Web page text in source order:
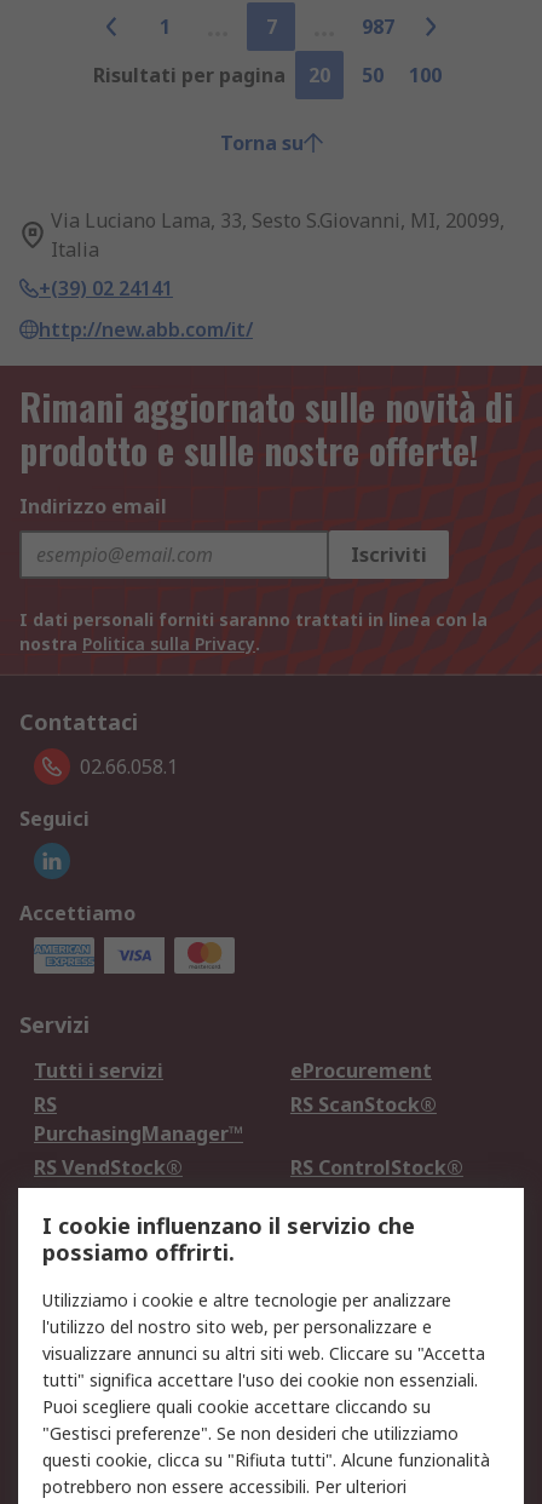
1 7
987
Risultati per pagina
20 50 100
Torna su
Via Luciano Lama, 33, Sesto S.Giovanni, MI, 20099,
Italia
+(39) 02 24141
http://new.abb.com/it/
Rimani aggiornato sulle novità di
prodotto e sulle nostre offerte!
Indirizzo email
Iscriviti
I dati personali forniti saranno trattati in linea con la
nostra Politica sulla Privacy.
Contattaci
02.66.058.1
Seguici
Accettiamo
Servizi
Tutti i servizi
eProcurement
RS
PurchasingManager™
RS ScanStock®
RS VendStock®
RS ControlStock®
Legale
Informativa Cookie
Informativa Privacy -
Aggiornata
Email Security
Termini d'uso
Condizioni di vendita
Condizioni generali di
servizio
Etica e responsabilità
I cookie influenzano il servizio che
possiamo offrirti.
Utilizziamo i cookie e altre tecnologie per analizzare
l'utilizzo del nostro sito web, per personalizzare e
visualizzare annunci su altri siti web. Cliccare su "Accetta
tutti" significa accettare l'uso dei cookie non essenziali.
Puoi scegliere quali cookie accettare cliccando su
"Gestisci preferenze". Se non desideri che utilizziamo
questi cookie, clicca su "Rifiuta tutti". Alcune funzionalità
potrebbero non essere accessibili. Per ulteriori